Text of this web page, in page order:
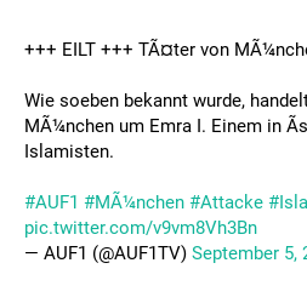
+++ EILT +++ TÃ¤ter von
Wie soeben bekannt wurde,
MÃ¼nchen um Emra I. Einem in
Islamisten.
#AUF1 #MÃ¼nchen #Attacke
pic.twitter.com/v9vm8Vh3Bn
— AUF1 (@AUF1TV) September 5,